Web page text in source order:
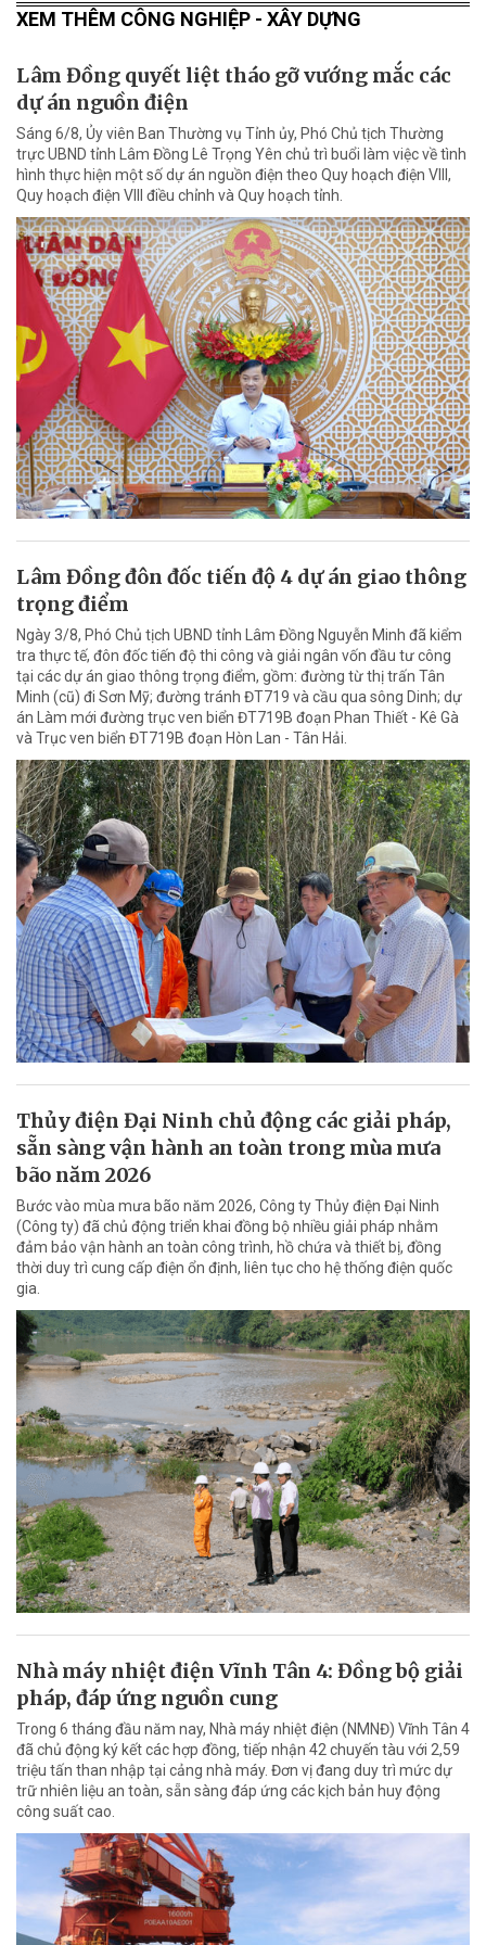
XEM THÊM CÔNG NGHIỆP - XÂY DỰNG
Lâm Đồng quyết liệt tháo gỡ vướng mắc các
dự án nguồn điện
Sáng 6/8, Ủy viên Ban Thường vụ Tỉnh ủy, Phó Chủ tịch Thường
trực UBND tỉnh Lâm Đồng Lê Trọng Yên chủ trì buổi làm việc về tình
hình thực hiện một số dự án nguồn điện theo Quy hoạch điện VIII,
Quy hoạch điện VIII điều chỉnh và Quy hoạch tỉnh.
Lâm Đồng đôn đốc tiến độ 4 dự án giao thông
trọng điểm
Ngày 3/8, Phó Chủ tịch UBND tỉnh Lâm Đồng Nguyễn Minh đã kiểm
tra thực tế, đôn đốc tiến độ thi công và giải ngân vốn đầu tư công
tại các dự án giao thông trọng điểm, gồm: đường từ thị trấn Tân
Minh (cũ) đi Sơn Mỹ; đường tránh ĐT719 và cầu qua sông Dinh; dự
án Làm mới đường trục ven biển ĐT719B đoạn Phan Thiết - Kê Gà
và Trục ven biển ĐT719B đoạn Hòn Lan - Tân Hải.
Thủy điện Đại Ninh chủ động các giải pháp,
sẵn sàng vận hành an toàn trong mùa mưa
bão năm 2026
Bước vào mùa mưa bão năm 2026, Công ty Thủy điện Đại Ninh
(Công ty) đã chủ động triển khai đồng bộ nhiều giải pháp nhằm
đảm bảo vận hành an toàn công trình, hồ chứa và thiết bị, đồng
thời duy trì cung cấp điện ổn định, liên tục cho hệ thống điện quốc
gia.
Nhà máy nhiệt điện Vĩnh Tân 4: Đồng bộ giải
pháp, đáp ứng nguồn cung
Trong 6 tháng đầu năm nay, Nhà máy nhiệt điện (NMNĐ) Vĩnh Tân 4
đã chủ động ký kết các hợp đồng, tiếp nhận 42 chuyến tàu với 2,59
triệu tấn than nhập tại cảng nhà máy. Đơn vị đang duy trì mức dự
trữ nhiên liệu an toàn, sẵn sàng đáp ứng các kịch bản huy động
công suất cao.